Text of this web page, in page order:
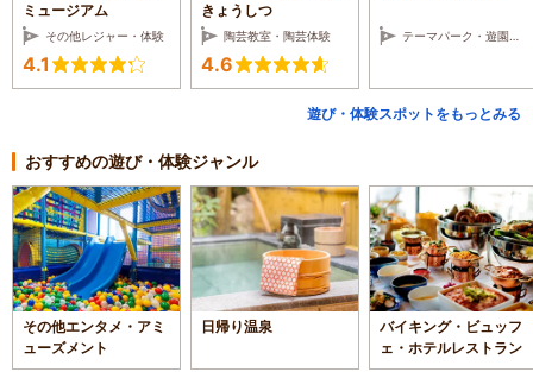
ミュージアム
その他レジャー・体験
4.1
きょうしつ
陶芸教室・陶芸体験
4.6
遊び・体験スポットをもっとみる
おすすめの遊び・体験ジャンル
その他エンタメ・アミ
ューズメント
日帰り温泉
バイキング・ビュッフ
ェ・ホテルレストラン